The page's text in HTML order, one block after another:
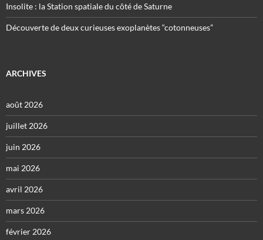
Insolite : la Station spatiale du côté de Saturne
Découverte de deux curieuses exoplanètes “cotonneuses”
ARCHIVES
août 2026
juillet 2026
juin 2026
mai 2026
avril 2026
mars 2026
février 2026